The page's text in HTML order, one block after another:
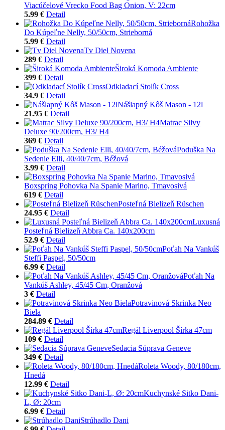
Viacúčelové Vrecko Food Bag Onion, V: 22cm
5.99 € Detail
Rohožka
Do Kúpeľne Nelly, 50/50cm, Strieborná
5.99 € Detail
Tv Diel Novena
289 € Detail
Široká Komoda Ambiente
399 € Detail
Odkladací Stolík Cross
34.9 € Detail
Nášlapný Kôš Mason - 12l
21.95 € Detail
Matrac Silvy
Deluxe 90/200cm, H3/ H4
369 € Detail
Poduška Na
Sedenie Elli, 40/40/7cm, Béžová
3.99 € Detail
Boxspring Pohovka Na Spanie Marino, Tmavosivá
619 € Detail
Posteľná Bielizeň Rüschen
24.95 € Detail
Luxusná
Posteľná Bielizeň Abbra Ca. 140x200cm
52.9 € Detail
Poťah Na Vankúš
Steffi Paspel, 50/50cm
6.99 € Detail
Poťah Na
Vankúš Ashley, 45/45 Cm, Oranžová
3 € Detail
Potravinová Skrinka Neo
Biela
284.89 € Detail
Regál Liverpool Šírka 47cm
109 € Detail
Sedacia Súprava Geneve
349 € Detail
Roleta Woody, 80/180cm,
Hnedá
12.99 € Detail
Kuchynské Sitko Dani-
L, Ø: 20cm
6.99 € Detail
Strúhadlo Dani